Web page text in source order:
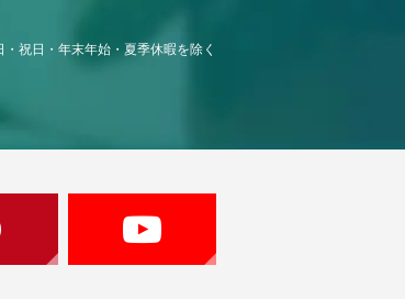
祝日・年末年始・夏季休暇を除く